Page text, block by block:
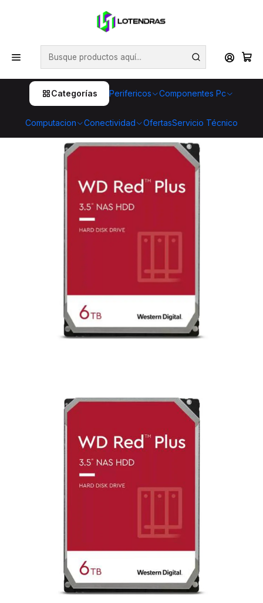
Categorías Perifericos Componentes Pc
Computacion Conectividad OfertasServicio Técnico
💥 ¡Compra HOY y retira GRATIS en tienda! 🏪🚀 Además,
aprovecha cientos de productos con Despacho Gratis 🛒📦
¡No dejes pasar esta oportunidad! 🔥
Inicio Componentes Pc
Almacenamiento
HDD Disco Duro Mecánico